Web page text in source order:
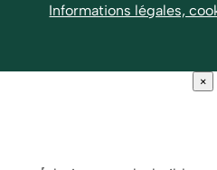
Informations légales,
×